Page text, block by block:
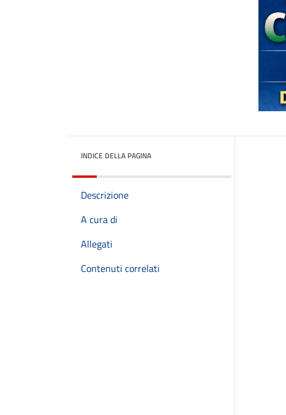
INDICE DELLA PAGINA
Descrizione
A cura di
Allegati
Contenuti correlati